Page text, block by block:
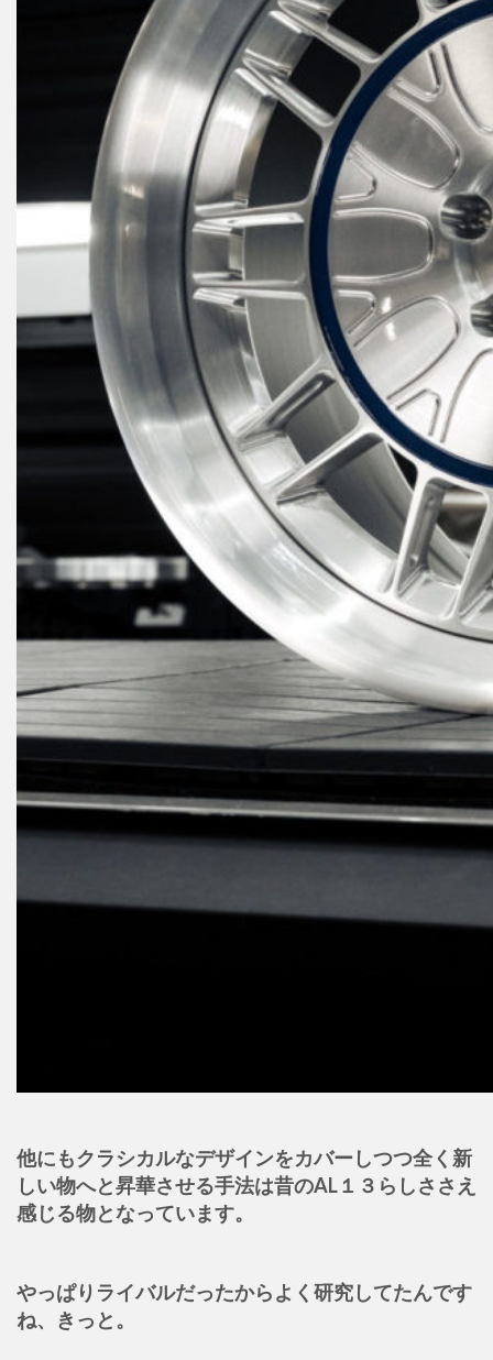
他にもクラシカルなデザインをカバーしつつ全く新
しい物へと昇華させる手法は昔のAL１３らしささえ
感じる物となっています。
やっぱりライバルだったからよく研究してたんです
ね、きっと。